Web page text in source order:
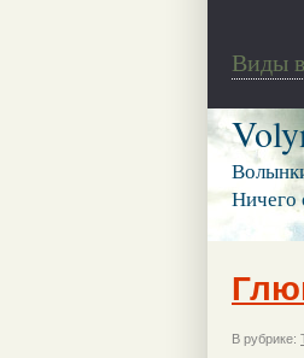
Виды
Ничего
В рубрике: